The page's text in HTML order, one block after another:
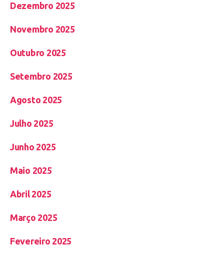
Dezembro 2025
Novembro 2025
Outubro 2025
Setembro 2025
Agosto 2025
Julho 2025
Junho 2025
Maio 2025
Abril 2025
Março 2025
Fevereiro 2025